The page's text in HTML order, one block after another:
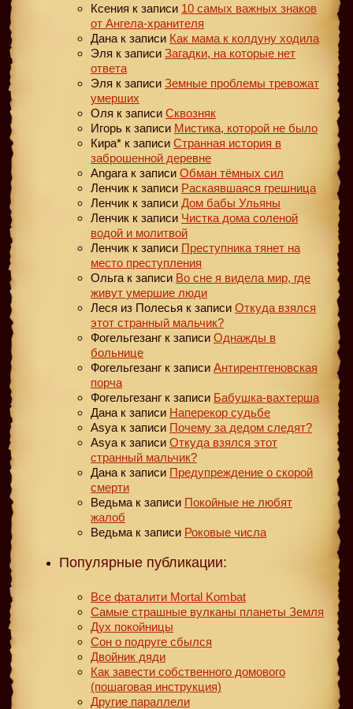
Ксения к записи 10 самых важных знаков
от Ангела-хранителя
Дана к записи Как мама к колдуну ходила
Эля к записи Загадки, на которые нет
ответа
Эля к записи Земные проблемы тревожат
умерших
Оля к записи Сквозняк
Игорь к записи Мистика, которой не было
Кира* к записи Странная история в
заброшенной деревне
Angara к записи Обман тёмных сил
Ленчик к записи Раскаявшаяся грешница
Ленчик к записи Дом бабы Ульяны
Ленчик к записи Чистка дома соленой
водой и молитвой
Ленчик к записи Преступника тянет на
место преступления
Ольга к записи Во сне я видела мир, где
живут умершие люди
Леся из Полесья к записи Откуда взялся
этот странный мальчик?
Фогельгезанг к записи Однажды в
больнице
Фогельгезанг к записи Антирентгеновская
порча
Фогельгезанг к записи Бабушка-вахтерша
Дана к записи Наперекор судьбе
Asya к записи Почему за дедом следят?
Asya к записи Откуда взялся этот
странный мальчик?
Дана к записи Предупреждение о скорой
смерти
Ведьма к записи Покойные не любят
жалоб
Ведьма к записи Роковые числа
Популярные публикации:
Все фаталити Mortal Kombat
Самые страшные вулканы планеты Земля
Дух покойницы
Сон о подруге сбылся
Двойник дяди
Как завести собственного домового
(пошаговая инструкция)
Другие параллели